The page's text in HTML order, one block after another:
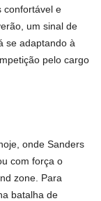
confortável e
um sinal de
se adaptando à
pelo cargo
onde Sanders
com força o
zone. Para
batalha de